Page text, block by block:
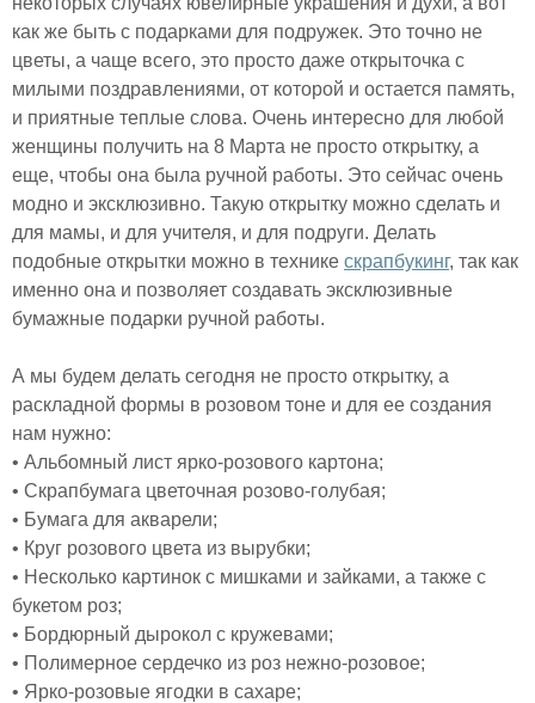
как же быть с подарками для подружек. Это точно не
цветы, а чаще всего, это просто даже открыточка с
милыми поздравлениями, от которой и остается память,
и приятные теплые слова. Очень интересно для любой
женщины получить на 8 Марта не просто открытку, а
еще, чтобы она была ручной работы. Это сейчас очень
модно и эксклюзивно. Такую открытку можно сделать и
для мамы, и для учителя, и для подруги. Делать
подобные открытки можно в технике скрапбукинг, так как
именно она и позволяет создавать эксклюзивные
бумажные подарки ручной работы.
А мы будем делать сегодня не просто открытку, а
раскладной формы в розовом тоне и для ее создания
нам нужно:
• Альбомный лист ярко-розового картона;
• Скрапбумага цветочная розово-голубая;
• Бумага для акварели;
• Круг розового цвета из вырубки;
• Несколько картинок с мишками и зайками, а также с
букетом роз;
• Бордюрный дырокол с кружевами;
• Полимерное сердечко из роз нежно-розовое;
• Ярко-розовые ягодки в сахаре;